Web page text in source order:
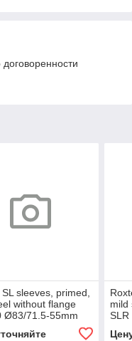
sleeves, primed,
without flange
Ø83/71.5-55mm
mild